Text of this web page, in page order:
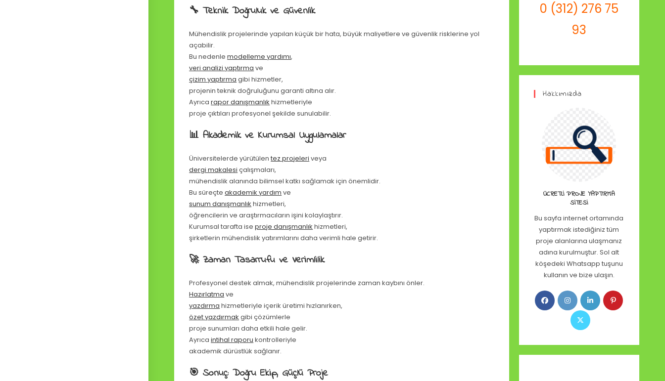
🔧 Teknik Doğruluk ve Güvenlik
Mühendislik projelerinde yapılan küçük bir hata, büyük maliyetlere ve güvenlik risklerine yol
açabilir.
Bu nedenlemodelleme yardımı,
veri analizi yaptırma ve
çizim yaptırma gibi hizmetler,
projenin teknik doğruluğunu garanti altına alır.
Ayrıcarapor danışmanlık hizmetleriyle
proje çıktıları profesyonel şekilde sunulabilir.
📊 Akademik ve Kurumsal Uygulamalar
Üniversitelerde yürütülentez projeleri veya
dergi makalesi çalışmaları,
mühendislik alanında bilimsel katkı sağlamak için önemlidir.
Bu süreçteakademik yardım ve
sunum danışmanlık hizmetleri,
öğrencilerin ve araştırmacıların işini kolaylaştırır.
Kurumsal tarafta iseproje danışmanlık hizmetleri,
şirketlerin mühendislik yatırımlarını daha verimli hale getirir.
🚀 Zaman Tasarrufu ve Verimlilik
Profesyonel destek almak, mühendislik projelerinde zaman kaybını önler.
Hazırlatma ve
yazdırma hizmetleriyle içerik üretimi hızlanırken,
özet yazdırmak gibi çözümlerle
proje sunumları daha etkili hale gelir.
Ayrıcaintihal raporu kontrolleriyle
akademik dürüstlük sağlanır.
🎯 Sonuç: Doğru Ekip, Güçlü Proje
0 (312) 276 75
93
Hakkımızda
ÜCRETLI PROJE YAPTIRMA
SITESI
Bu sayfa internet ortamında
yaptırmak istediğiniz tüm
proje alanlarına ulaşmanız
adına kurulmuştur. Sol alt
köşedeki Whatsapp tuşunu
kullanın ve bize ulaşın.